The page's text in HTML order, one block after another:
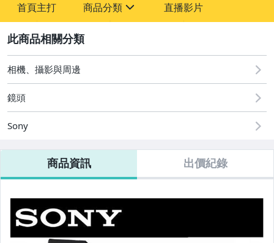
首頁主打 商品分類
【數位相機】Canon
【數位相機】Nikon
【數位相機】Olympus
【數位相機】Panasonic
直播影片
相機、攝影與周邊
鏡頭
Sony
商品資訊 出價紀錄